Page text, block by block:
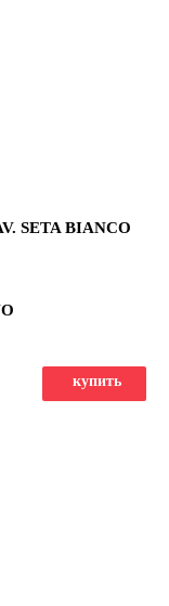
SETA BIANCO
купить